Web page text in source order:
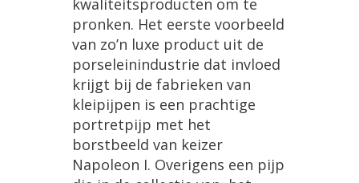
kwaliteitsproducten om te
pronken. Het eerste voorbeeld
van zo’n luxe product uit de
porseleinindustrie dat invloed
krijgt bij de fabrieken van
kleipijpen is een prachtige
portretpijp met het
borstbeeld van keizer
Napoleon I. Overigens een pijp